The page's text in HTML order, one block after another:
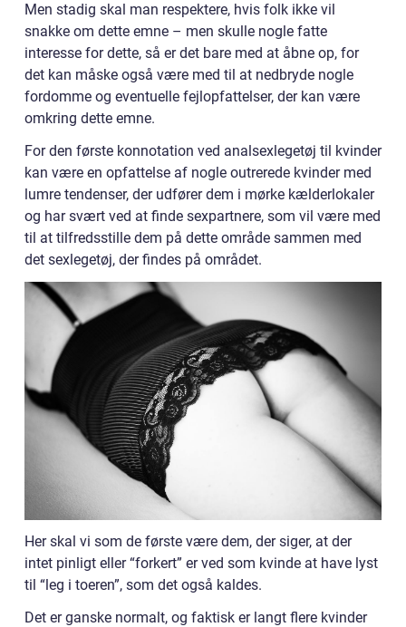
Men stadig skal man respektere, hvis folk ikke vil
snakke om dette emne – men skulle nogle fatte
interesse for dette, så er det bare med at åbne op, for
det kan måske også være med til at nedbryde nogle
fordomme og eventuelle fejlopfattelser, der kan være
omkring dette emne.
For den første konnotation ved analsexlegetøj til kvinder
kan være en opfattelse af nogle outrerede kvinder med
lumre tendenser, der udfører dem i mørke kælderlokaler
og har svært ved at finde sexpartnere, som vil være med
til at tilfredsstille dem på dette område sammen med
det sexlegetøj, der findes på området.
Her skal vi som de første være dem, der siger, at der
intet pinligt eller “forkert” er ved som kvinde at have lyst
til “leg i toeren”, som det også kaldes.
Det er ganske normalt, og faktisk er langt flere kvinder